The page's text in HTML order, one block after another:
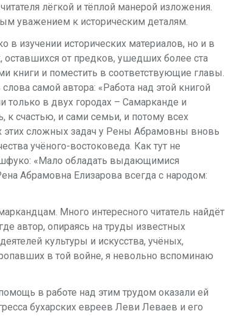
лёгкой и тёплой манерой изложения.
уважением к историческим деталям.
в изучении исторических материалов, но и в
от предков, ушедших более ста
книги и поместить в соответствующие главы.
самой автора: «Работа над этой книгой
только в двух городах – Самарканде и
к счастью, и сами семьи, и потому всех
этих сложных задач у Рены Абрамовны вновь
учёного-востоковеда. Как тут не
«Мало обладать выдающимися
Абрамовна Елизарова всегда с народом:
Много интересного читатель найдёт
автор, опираясь на труды известных
культуры и искусства, учёных,
в той войне, я невольно вспоминаю
в работе над этим трудом оказали ей
бухарских евреев Леви Леваев и его